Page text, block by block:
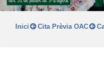
Inici Cita Prèvia OAC